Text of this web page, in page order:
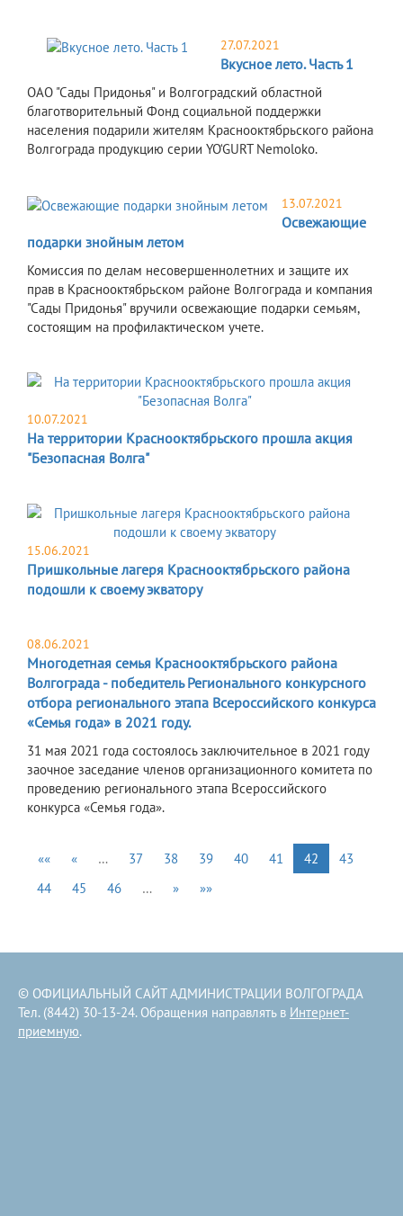
27.07.2021
Вкусное лето. Часть 1
ОАО "Сады Придонья" и Волгоградский областной
благотворительный Фонд социальной поддержки
населения подарили жителям Краснооктябрьского района
Волгограда продукцию серии YO‘GURT Nemoloko.
13.07.2021
Освежающие
подарки знойным летом
Комиссия по делам несовершеннолетних и защите их
прав в Краснооктябрьском районе Волгограда и компания
"Сады Придонья" вручили освежающие подарки семьям,
состоящим на профилактическом учете.
10.07.2021
На территории Краснооктябрьского прошла акция
"Безопасная Волга"
15.06.2021
Пришкольные лагеря Краснооктябрьского района
подошли к своему экватору
08.06.2021
Многодетная семья Краснооктябрьского района
Волгограда - победитель Регионального конкурсного
отбора регионального этапа Всероссийского конкурса
«Семья года» в 2021 году.
31 мая 2021 года состоялось заключительное в 2021 году
заочное заседание членов организационного комитета по
проведению регионального этапа Всероссийского
конкурса «Семья года».
«« « … 37 38 39 40 41 42
43
44
45 46 … » »»
© ОФИЦИАЛЬНЫЙ САЙТ АДМИНИСТРАЦИИ ВОЛГОГРАДА
Тел. (8442) 30-13-24. Обращения направлять в Интернет-
приемную.